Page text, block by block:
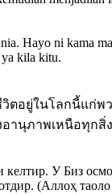
Hayo ni kama
kila kitu.
ตอยู่ในโลกนี้แก่
านุภาพเหนือทุกสิ่ง
келтир. У Биз
(Аллоҳ